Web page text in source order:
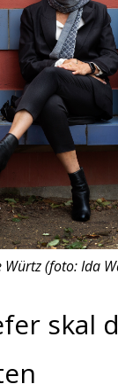
Würtz (foto: Ida
skal